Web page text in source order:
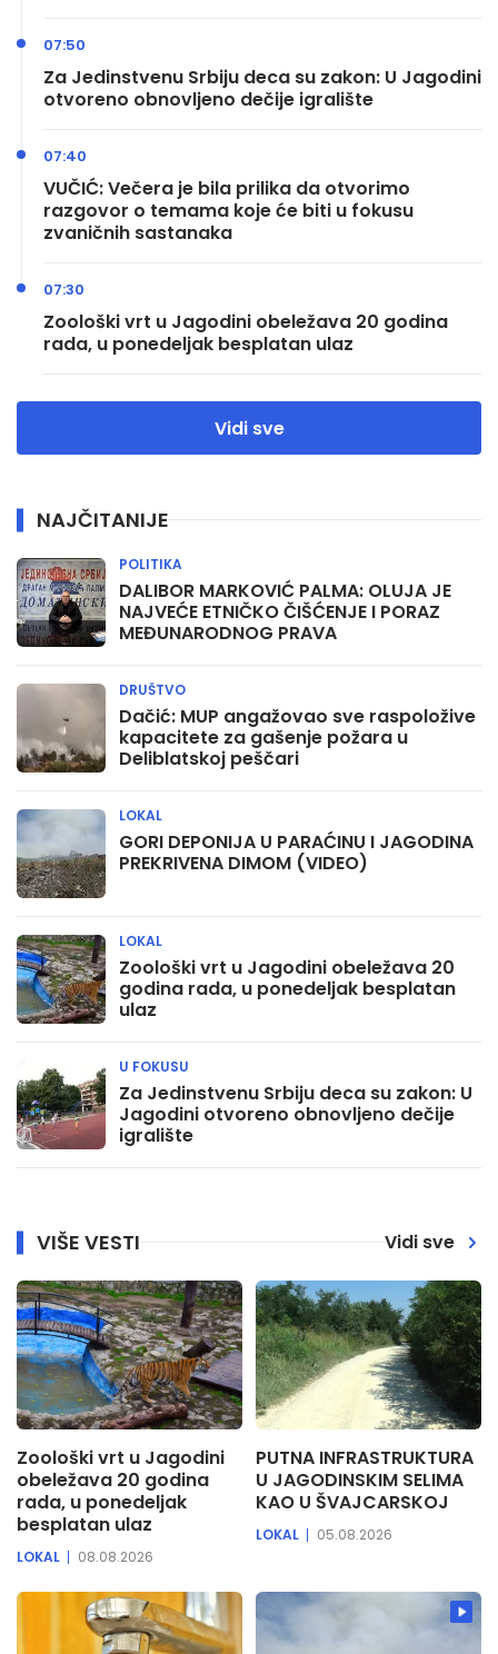
Za Jedinstvenu Srbiju deca su zakon: U Jagodini
otvoreno obnovljeno dečije igralište
07:50
VUČIĆ: Večera je bila prilika da otvorimo
razgovor o temama koje će biti u fokusu
zvaničnih sastanaka
07:40
Zoološki vrt u Jagodini obeležava 20 godina
rada, u ponedeljak besplatan ulaz
07:30
Vidi sve
NAJČITANIJE
DALIBOR MARKOVIĆ PALMA: OLUJA JE
NAJVEĆE ETNIČKO ČIŠĆENJE I PORAZ
MEĐUNARODNOG PRAVA
POLITIKA
Dačić: MUP angažovao sve raspoložive
kapacitete za gašenje požara u
Deliblatskoj peščari
DRUŠTVO
GORI DEPONIJA U PARAĆINU I JAGODINA
PREKRIVENA DIMOM (VIDEO)
LOKAL
Zoološki vrt u Jagodini obeležava 20
godina rada, u ponedeljak besplatan
ulaz
LOKAL
Za Jedinstvenu Srbiju deca su zakon: U
Jagodini otvoreno obnovljeno dečije
igralište
U FOKUSU
VIŠE VESTI Vidi sve
Zoološki vrt u Jagodini
obeležava 20 godina
rada, u ponedeljak
besplatan ulaz
LOKAL 08.08.2026
PUTNA INFRASTRUKTURA
U JAGODINSKIM SELIMA
KAO U ŠVAJCARSKOJ
LOKAL 05.08.2026